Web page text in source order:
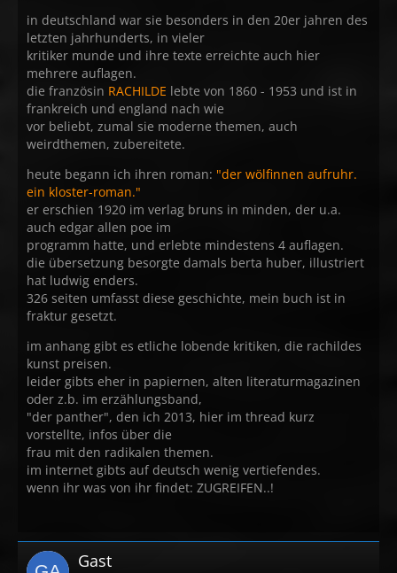
in deutschland war sie besonders in den 20er jahren des
letzten jahrhunderts, in vieler
kritiker munde und ihre texte erreichte auch hier
mehrere auflagen.
die französin RACHILDE lebte von 1860 - 1953 und ist in
frankreich und england nach wie
vor beliebt, zumal sie moderne themen, auch
weirdthemen, zubereitete.
heute begann ich ihren roman: "der wölfinnen aufruhr.
ein kloster-roman."
er erschien 1920 im verlag bruns in minden, der u.a.
auch edgar allen poe im
programm hatte, und erlebte mindestens 4 auflagen.
die übersetzung besorgte damals berta huber, illustriert
hat ludwig enders.
326 seiten umfasst diese geschichte, mein buch ist in
fraktur gesetzt.
im anhang gibt es etliche lobende kritiken, die rachildes
kunst preisen.
leider gibts eher in papiernen, alten literaturmagazinen
oder z.b. im erzählungsband,
"der panther", den ich 2013, hier im thread kurz
vorstellte, infos über die
frau mit den radikalen themen.
im internet gibts auf deutsch wenig vertiefendes.
wenn ihr was von ihr findet: ZUGREIFEN..!
Gast